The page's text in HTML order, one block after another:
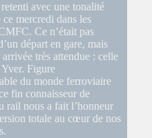
avec une tonalité
mercredi dans les
Ce n’était pas
départ en gare, mais
arrivée très attendue : celle
Figure
du monde ferroviaire
fin connaisseur de
rail nous a fait l’honneur
totale au cœur de nos